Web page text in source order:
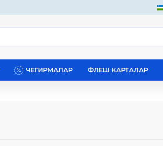
ЧЕГИРМАЛАР ФЛЕШ КАРТАЛАР